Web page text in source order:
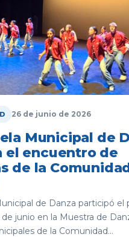
26 de junio de 2026
Municipal de
el encuentro de
de la
de Danza participó el
junio en la Muestra de
de la Comunidad...